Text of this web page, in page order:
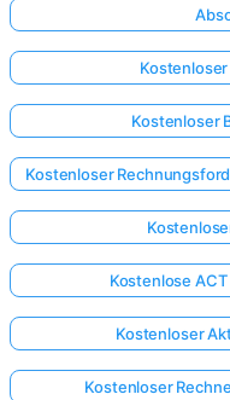
Kostenloser
Kostenloser
Kostenlose
Kostenloser
Kostenloser